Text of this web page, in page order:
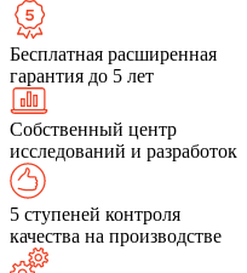
Бесплатная расширенная
гарантия до 5 лет
Собственный центр
исследований и разработок
5 ступеней контроля
качества на производстве